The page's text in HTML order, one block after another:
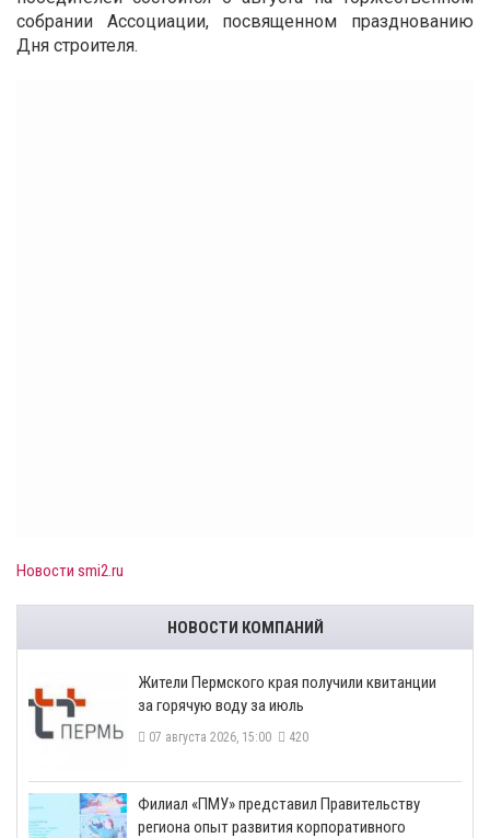
собрании Ассоциации, посвященном празднованию
Дня строителя.
Новости smi2.ru
НОВОСТИ КОМПАНИЙ
​Жители Пермского края получили квитанции
за горячую воду за июль
07 августа 2026, 15:00 420
​Филиал «ПМУ» представил Правительству
региона опыт развития корпоративного